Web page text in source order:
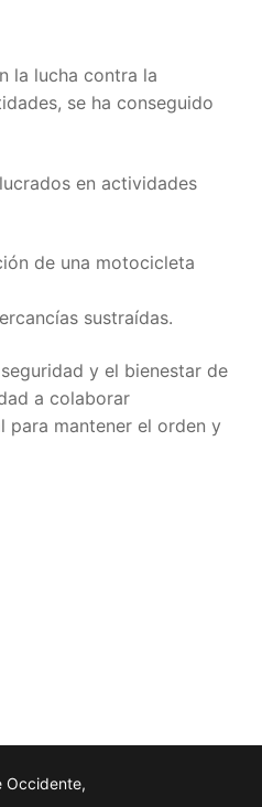
la lucha contra la
se ha conseguido
en actividades
de una motocicleta
sustraídas.
y el bienestar de
a colaborar
para mantener el orden y
Occidente,